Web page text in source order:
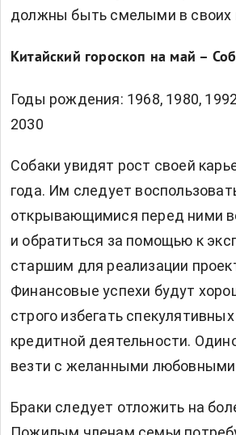
должны быть смелыми в своих
Китайский гороскоп на май –
Годы рождения: 1968, 1980,
2030
Собаки увидят рост своей
года. Им следует
открывающимися перед ними
и обратиться за помощью к
старшим для реализации
Финансовые успехи будут
строго избегать
кредитной деятельности.
везти с желанными любовными
Браки следует отложить на